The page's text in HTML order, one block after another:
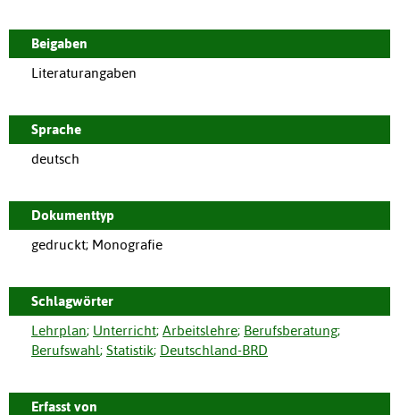
Beigaben
Literaturangaben
Sprache
deutsch
Dokumenttyp
gedruckt; Monografie
Schlagwörter
Lehrplan; Unterricht; Arbeitslehre; Berufsberatung;
Berufswahl; Statistik; Deutschland-BRD
Erfasst von